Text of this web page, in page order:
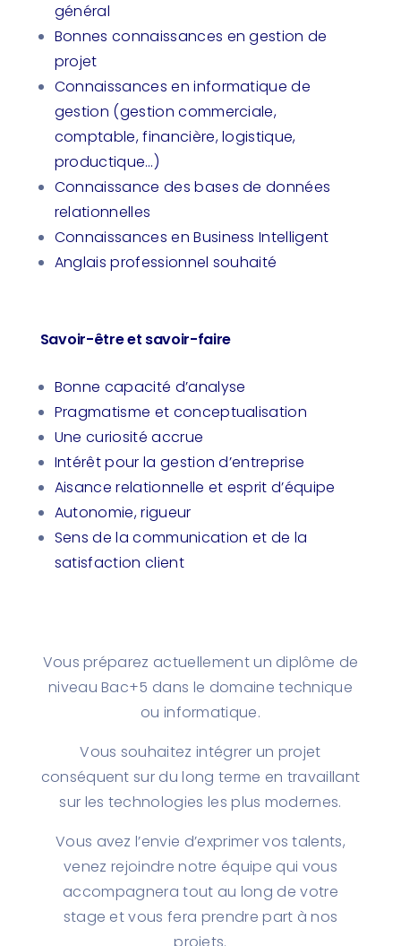
général
Bonnes connaissances en gestion de
projet
Connaissances en informatique de
gestion (gestion commerciale,
comptable, financière, logistique,
productique…)
Connaissance des bases de données
relationnelles
Connaissances en Business Intelligent
Anglais professionnel souhaité
Savoir-être et savoir-faire
Bonne capacité d’analyse
Pragmatisme et conceptualisation
Une curiosité accrue
Intérêt pour la gestion d’entreprise
Aisance relationnelle et esprit d’équipe
Autonomie, rigueur
Sens de la communication et de la
satisfaction client
Vous préparez actuellement un diplôme de
niveau Bac+5 dans le domaine technique
ou informatique.
Vous souhaitez intégrer un projet
conséquent sur du long terme en travaillant
sur les technologies les plus modernes.
Vous avez l’envie d’exprimer vos talents,
venez rejoindre notre équipe qui vous
accompagnera tout au long de votre
stage et vous fera prendre part à nos